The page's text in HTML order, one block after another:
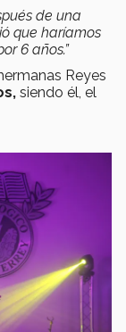
de una
que haríamos
6 años.”
Reyes
siendo él, el